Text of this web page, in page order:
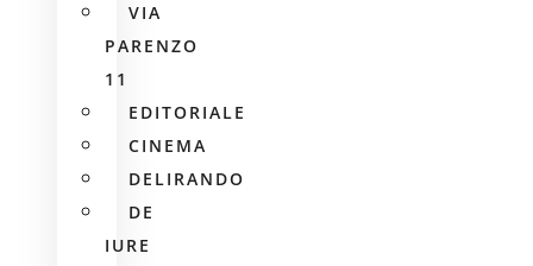
VIA
PARENZO
11
EDITORIALE
CINEMA
DELIRANDO
DE
IURE